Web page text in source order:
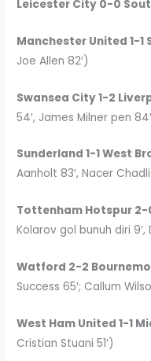
Leicester City 0-0
Manchester United 1-1
Joe Allen 82′)
Swansea City 1-2
54′, James Milner pen
Sunderland 1-1 West
Aanholt 83′, Nacer Chadli
Tottenham Hotspur
Kolarov gol bunuh diri 9′,
Watford 2-2
Success 65′; Callum
West Ham United 1-1
Cristian Stuani 51′)